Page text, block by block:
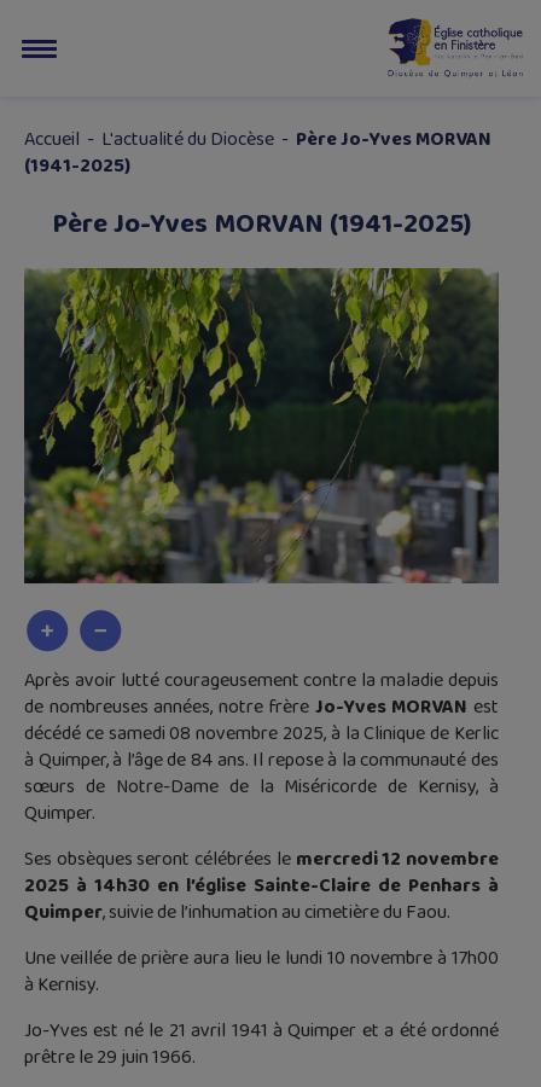
Accueil - L'actualité du Diocèse - Père Jo-Yves MORVAN
(1941-2025)
Père Jo-Yves MORVAN (1941-2025)
Après avoir lutté courageusement contre la maladie depuis
de nombreuses années, notre frère Jo-Yves MORVAN est
décédé ce samedi 08 novembre 2025, à la Clinique de Kerlic
à Quimper, à l’âge de 84 ans. Il repose à la communauté des
sœurs de Notre-Dame de la Miséricorde de Kernisy, à
Quimper.
Ses obsèques seront célébrées le mercredi 12 novembre
2025 à 14h30 en l’église Sainte-Claire de Penhars à
Quimper, suivie de l’inhumation au cimetière du Faou.
Une veillée de prière aura lieu le lundi 10 novembre à 17h00
à Kernisy.
Jo-Yves est né le 21 avril 1941 à Quimper et a été ordonné
prêtre le 29 juin 1966.